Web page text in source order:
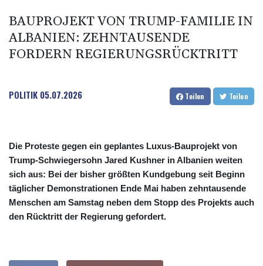
ausbauen
Iran bekräftigt harte Haltung in Streit um Straße von Hormus
BAUPROJEKT VON TRUMP-FAMILIE IN
ALBANIEN: ZEHNTAUSENDE
FORDERN REGIERUNGSRÜCKTRITT
POLITIK 05.07.2026 Teilen Teilen
Die Proteste gegen ein geplantes Luxus-Bauprojekt von
Trump-Schwiegersohn Jared Kushner in Albanien weiten
sich aus: Bei der bisher größten Kundgebung seit Beginn
täglicher Demonstrationen Ende Mai haben zehntausende
Menschen am Samstag neben dem Stopp des Projekts auch
den Rücktritt der Regierung gefordert.